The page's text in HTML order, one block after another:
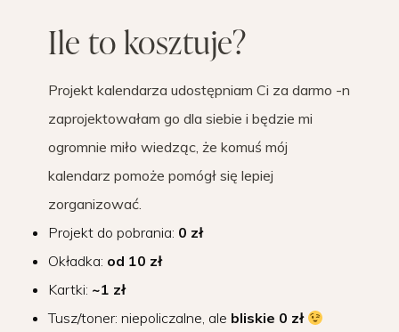
Ile to kosztuje?
Projekt kalendarza udostępniam Ci za darmo -n
zaprojektowałam go dla siebie i będzie mi
ogromnie miło wiedząc, że komuś mój
kalendarz pomoże pomógł się lepiej
zorganizować.
Projekt do pobrania: 0 zł
Okładka: od 10 zł
Kartki: ~1 zł
Tusz/toner: niepoliczalne, ale bliskie 0 zł